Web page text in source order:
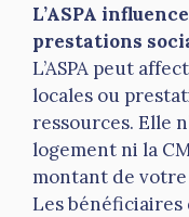
L’ASPA
prestations
L’ASPA peut
locales ou
ressources. Elle
logement ni la
montant de
Les bénéficiaires